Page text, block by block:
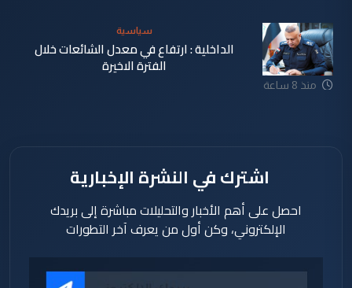
منذ 8 ساعة
سياسية
الداخلية : ارتفاع في معدل الشائعات خلال
الفترة الاخيرة
اشترك في النشرة الإخبارية
احصل على أهم الأخبار والتحليلات مباشرة إلى بريدك
الإلكتروني، وكن أول من يعرف آخر التطورات